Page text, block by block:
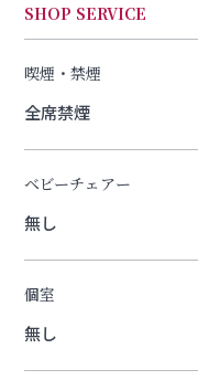
SHOP SERVICE
喫煙・禁煙
全席禁煙
ベビーチェアー
無し
個室
無し